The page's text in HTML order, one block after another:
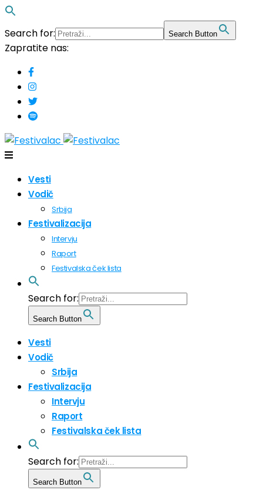
Search for: Search Button
Zapratite nas:
Vesti
Vodič
Srbija
Festivalizacija
Intervju
Raport
Festivalska ček lista
Search for:
Search Button
Vesti
Vodič
Srbija
Festivalizacija
Intervju
Raport
Festivalska ček lista
Search for:
Search Button